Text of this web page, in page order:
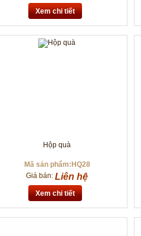
Xem chi tiết
Hộp quà
Mã sản phẩm:HQ28
Giá bán: Liên hệ
Xem chi tiết